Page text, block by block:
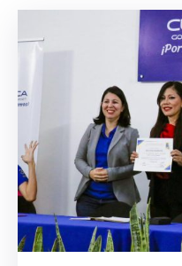
y
Servicios
Licitaciones
Transparencia
Directorio